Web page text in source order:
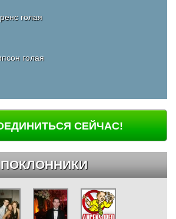
голая
голая
СЕЙЧАС!
ПОКЛОННИКИ